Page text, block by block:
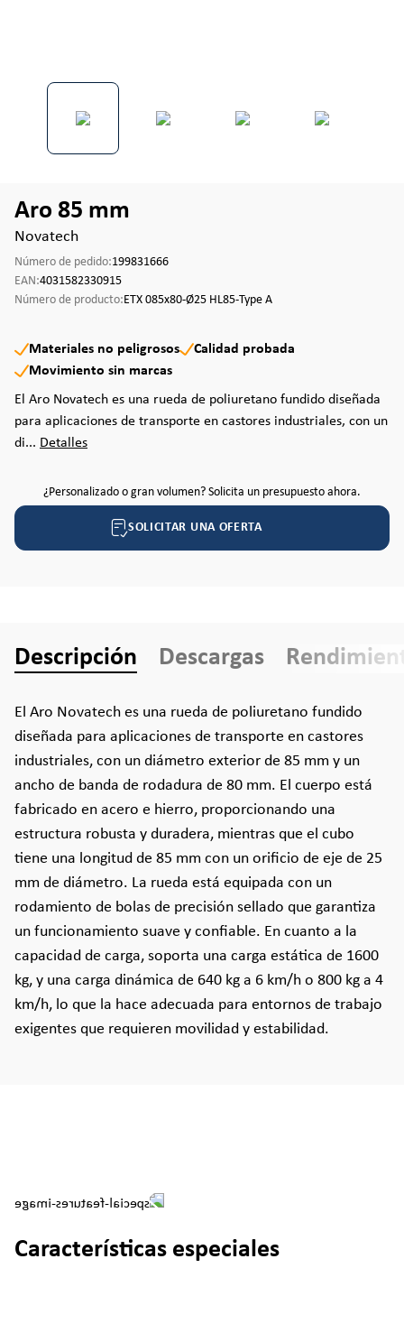
Aro 85 mm
Novatech
Número de pedido:199831666
EAN:4031582330915
Número de producto:ETX 085x80-Ø25 HL85-Type A
Materiales no peligrosos
Calidad probada
Movimiento sin marcas
El Aro Novatech es una rueda de poliuretano fundido diseñada
para aplicaciones de transporte en castores industriales, con un
di... Detalles
¿Personalizado o gran volumen? Solicita un presupuesto ahora.
SOLICITAR UNA OFERTA
Descripción Descargas
El Aro Novatech es una rueda de poliuretano fundido
diseñada para aplicaciones de transporte en castores
industriales, con un diámetro exterior de 85 mm y un
ancho de banda de rodadura de 80 mm. El cuerpo está
fabricado en acero e hierro, proporcionando una
estructura robusta y duradera, mientras que el cubo
tiene una longitud de 85 mm con un orificio de eje de 25
mm de diámetro. La rueda está equipada con un
rodamiento de bolas de precisión sellado que garantiza
un funcionamiento suave y confiable. En cuanto a la
capacidad de carga, soporta una carga estática de 1600
kg, y una carga dinámica de 640 kg a 6 km/h o 800 kg a 4
km/h, lo que la hace adecuada para entornos de trabajo
exigentes que requieren movilidad y estabilidad.
Características especiales